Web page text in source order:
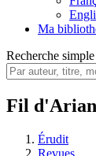
Ma
Recherche simple
Fil
Érudit
Revues